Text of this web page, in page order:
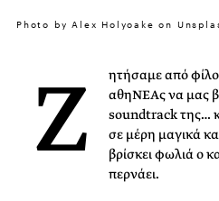
Photo by Alex Holyoake on
Ζ
ητήσαμε από
αθηΝΕΑς να μας
soundtrack της…
σε μέρη μαγικά
βρίσκει φωλιά ο
περνάει.